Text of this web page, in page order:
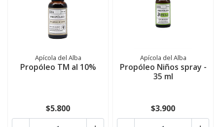
Apícola del Alba
Propóleo TM al 10%
$5.800
Apícola del Alba
Propóleo Niños spray -
35 ml
$3.900